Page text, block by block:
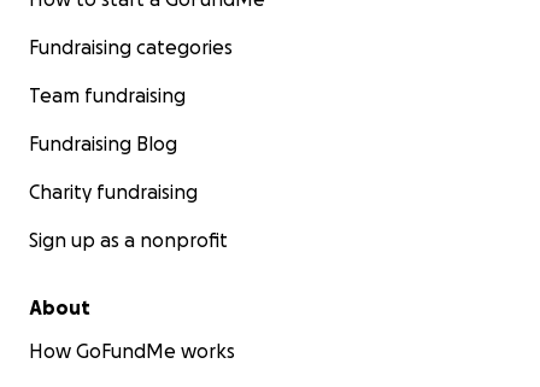
Fundraising categories
Team fundraising
Fundraising Blog
Charity fundraising
Sign up as a nonprofit
About
How GoFundMe works